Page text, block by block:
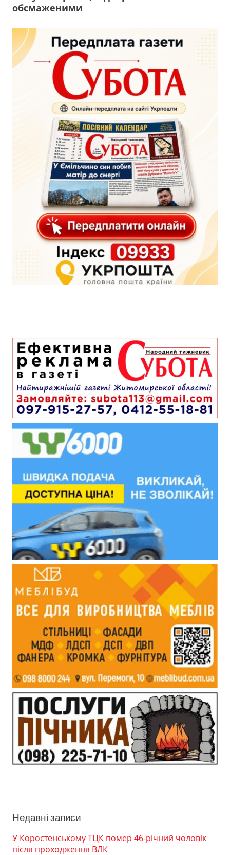
обсмаженими
Недавні записи
У Коростенському ТЦК помер 46-річний чоловік
після проходження ВЛК